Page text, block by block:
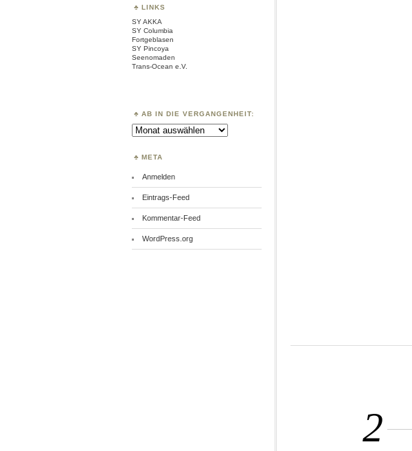
2
LINKS
SY AKKA
SY Columbia
Fortgeblasen
SY Pincoya
Seenomaden
Trans-Ocean e.V.
AB IN DIE VERGANGENHEIT:
Ab
in
META
Anmelden
Eintrags-Feed
Kommentar-Feed
WordPress.org